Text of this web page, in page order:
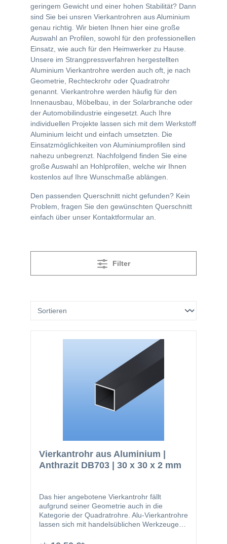
geringem Gewicht und einer hohen Stabilität? Dann
sind Sie bei unsren Vierkantrohren aus Aluminium
genau richtig. Wir bieten Ihnen hier eine große
Auswahl an Profilen, sowohl für den professionellen
Einsatz, wie auch für den Heimwerker zu Hause.
Unsere im Strangpressverfahren hergestellten
Aluminium Vierkantrohre werden auch oft, je nach
Geometrie, Rechteckrohr oder Quadratrohr
genannt. Vierkantrohre werden häufig für den
Innenausbau, Möbelbau, in der Solarbranche oder
der Automobilindustrie eingesetzt. Auch Ihre
individuellen Projekte lassen sich mit dem Werkstoff
Aluminium leicht und einfach umsetzten. Die
Einsatzmöglichkeiten von Aluminiumprofilen sind
nahezu unbegrenzt. Nachfolgend finden Sie eine
große Auswahl an Hohlprofilen, welche wir Ihnen
kostenlos auf Ihre Wunschmaße ablängen.
Den passenden Querschnitt nicht gefunden? Kein
Problem, fragen Sie den gewünschten Querschnitt
einfach über unser Kontaktformular an.
Filter
Vierkantrohr aus Aluminium |
Anthrazit DB703 | 30 x 30 x 2 mm
Das hier angebotene Vierkantrohr fällt
aufgrund seiner Geometrie auch in die
Kategorie der Quadratrohre. Alu-Vierkantrohre
lassen sich mit handelsüblichen Werkzeugen